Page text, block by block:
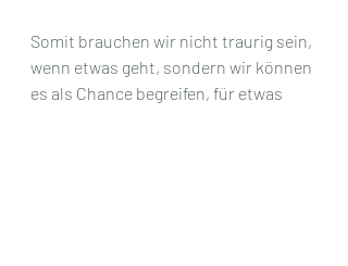
Somit brauchen wir nicht traurig sein,
wenn etwas geht, sondern wir können
es als Chance begreifen, für etwas